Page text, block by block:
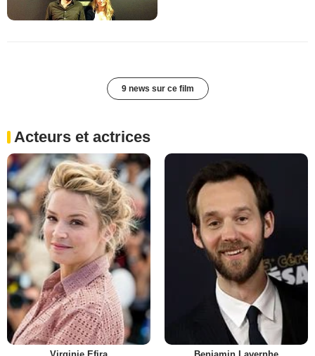
9 news sur ce film
Acteurs et actrices